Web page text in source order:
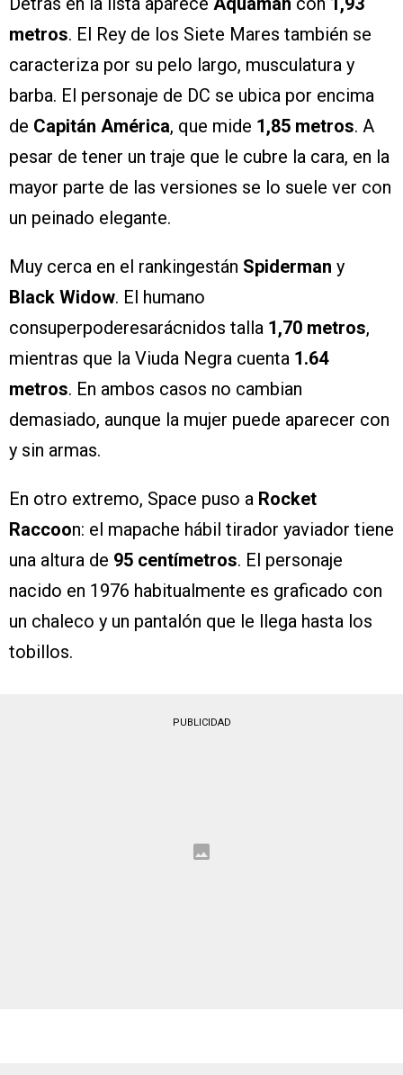
metros. El Rey de los Siete Mares también se
caracteriza por su pelo largo, musculatura y
barba. El personaje de DC se ubica por encima
de Capitán América, que mide 1,85 metros. A
pesar de tener un traje que le cubre la cara, en la
mayor parte de las versiones se lo suele ver con
un peinado elegante.
Muy cerca en el rankingestán Spiderman y
Black Widow. El humano
consuperpoderesarácnidos talla 1,70 metros,
mientras que la Viuda Negra cuenta 1.64
metros. En ambos casos no cambian
demasiado, aunque la mujer puede aparecer con
y sin armas.
En otro extremo, Space puso a Rocket
Raccoon: el mapache hábil tirador yaviador tiene
una altura de 95 centímetros. El personaje
nacido en 1976 habitualmente es graficado con
un chaleco y un pantalón que le llega hasta los
tobillos.
PUBLICIDAD